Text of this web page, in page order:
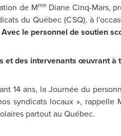
de MmeDiane Cinq-Mars,
du Québec (CSQ), à
Avec le personnel de soutien
et des intervenants œuvrant à
14 ans, la Journée du
syndicats locaux », rappelle
partout au Québec.